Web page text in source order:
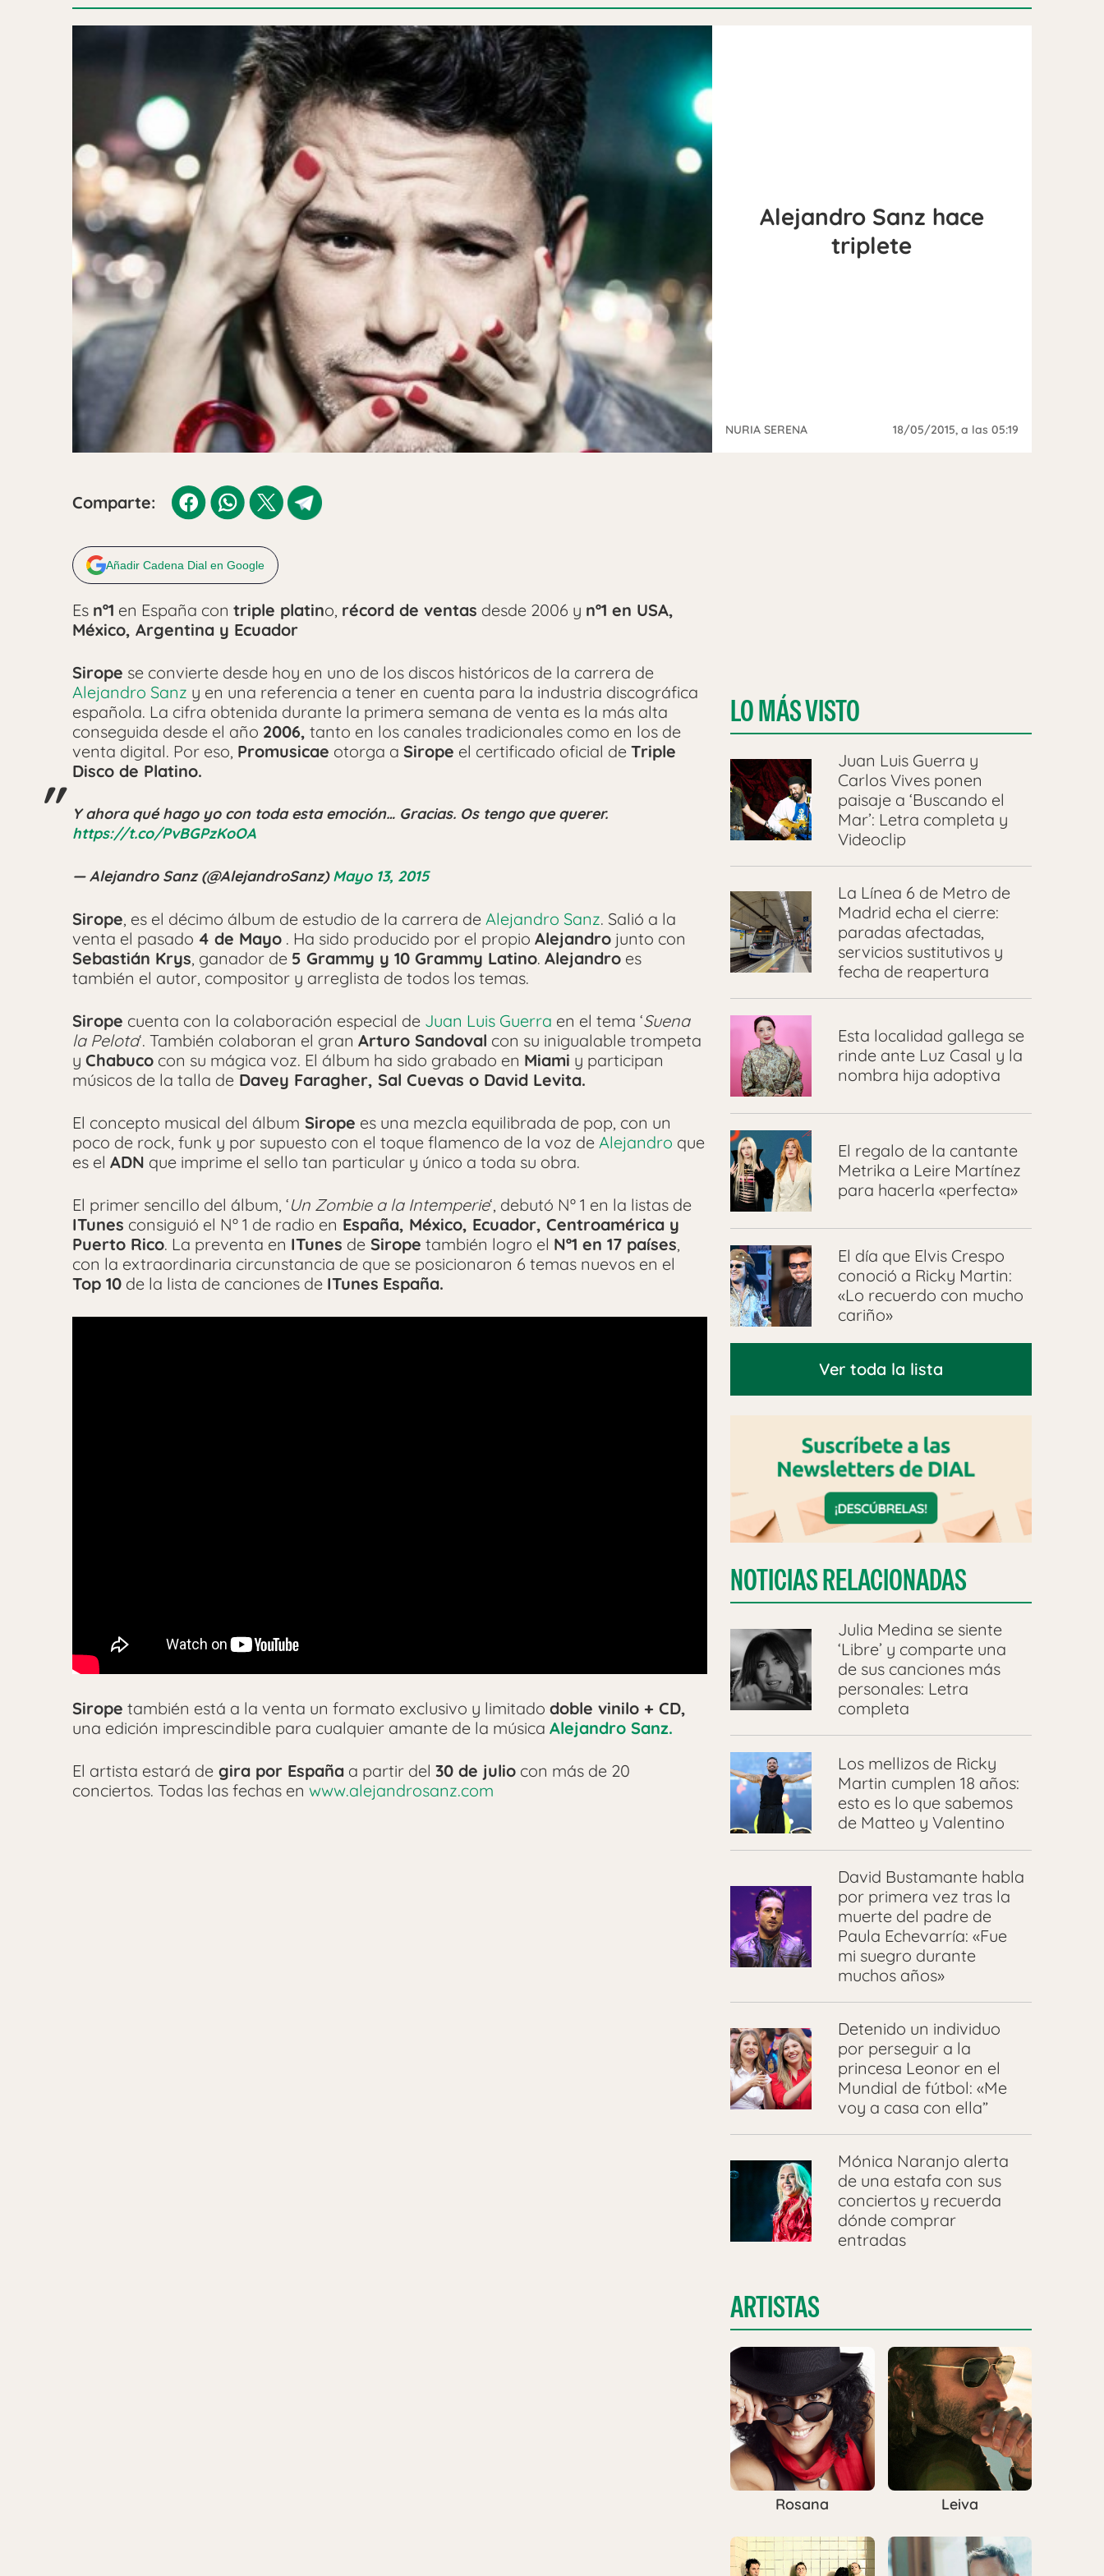
Alejandro Sanz hace
triplete
NURIA SERENA 18/05/2015, a las 05:19
Comparte:
Añadir Cadena Dial en Google
Es nº1 en España con triple platino, récord de ventas desde 2006 y nº1 en USA,
México, Argentina y Ecuador
Sirope se convierte desde hoy en uno de los discos históricos de la carrera de
Alejandro Sanz y en una referencia a tener en cuenta para la industria discográfica
española. La cifra obtenida durante la primera semana de venta es la más alta
conseguida desde el año 2006, tanto en los canales tradicionales como en los de
venta digital. Por eso, Promusicae otorga a Sirope el certificado oficial de Triple
Disco de Platino.
Y ahora qué hago yo con toda esta emoción… Gracias. Os tengo que querer.
https://t.co/PvBGPzKoOA
— Alejandro Sanz (@AlejandroSanz)Mayo 13, 2015
Sirope, es el décimo álbum de estudio de la carrera de Alejandro Sanz. Salió a la
venta el pasado 4 de Mayo . Ha sido producido por el propio Alejandro junto con
Sebastián Krys, ganador de 5 Grammy y 10 Grammy Latino. Alejandro es
también el autor, compositor y arreglista de todos los temas.
Sirope cuenta con la colaboración especial de Juan Luis Guerra en el tema ‘Suena
la Pelota‘. También colaboran el gran Arturo Sandoval con su inigualable trompeta
y Chabuco con su mágica voz. El álbum ha sido grabado en Miami y participan
músicos de la talla de Davey Faragher, Sal Cuevas o David Levita.
El concepto musical del álbum Sirope es una mezcla equilibrada de pop, con un
poco de rock, funk y por supuesto con el toque flamenco de la voz de Alejandro que
es el ADN que imprime el sello tan particular y único a toda su obra.
El primer sencillo del álbum, ‘Un Zombie a la Intemperie‘, debutó Nº 1 en la listas de
ITunes consiguió el Nº 1 de radio en España, México, Ecuador, Centroamérica y
Puerto Rico. La preventa en ITunes de Sirope también logro el Nº1 en 17 países,
con la extraordinaria circunstancia de que se posicionaron 6 temas nuevos en el
Top 10 de la lista de canciones de ITunes España.
Sirope también está a la venta un formato exclusivo y limitado doble vinilo + CD,
una edición imprescindible para cualquier amante de la música Alejandro Sanz.
El artista estará de gira por España a partir del 30 de julio con más de 20
conciertos. Todas las fechas en www.alejandrosanz.com
LO MÁS VISTO
Juan Luis Guerra y
Carlos Vives ponen
paisaje a ‘Buscando el
Mar’: Letra completa y
Videoclip
La Línea 6 de Metro de
Madrid echa el cierre:
paradas afectadas,
servicios sustitutivos y
fecha de reapertura
Esta localidad gallega se
rinde ante Luz Casal y la
nombra hija adoptiva
El regalo de la cantante
Metrika a Leire Martínez
para hacerla «perfecta»
El día que Elvis Crespo
conoció a Ricky Martin:
«Lo recuerdo con mucho
cariño»
Ver toda la lista
NOTICIAS RELACIONADAS
Julia Medina se siente
‘Libre’ y comparte una
de sus canciones más
personales: Letra
completa
Los mellizos de Ricky
Martin cumplen 18 años:
esto es lo que sabemos
de Matteo y Valentino
David Bustamante habla
por primera vez tras la
muerte del padre de
Paula Echevarría: «Fue
mi suegro durante
muchos años»
Detenido un individuo
por perseguir a la
princesa Leonor en el
Mundial de fútbol: «Me
voy a casa con ella”
Mónica Naranjo alerta
de una estafa con sus
conciertos y recuerda
dónde comprar
entradas
ARTISTAS
Rosana Leiva